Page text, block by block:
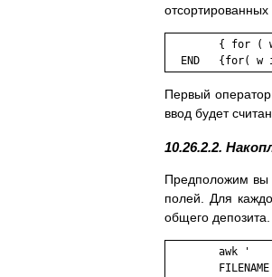
{ for (
END   {for( w
Первый
ввод будет
10.26.2.2.
Предположим вы
полей. Для
общего
        awk '